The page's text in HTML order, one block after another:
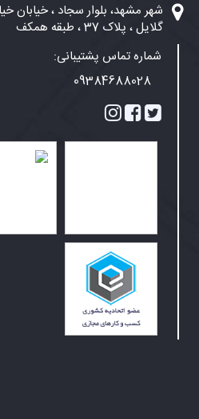
گلایل ، پلاک 37 ، طبقه همکف
شماره تماس پشتیبانی:
09384688028